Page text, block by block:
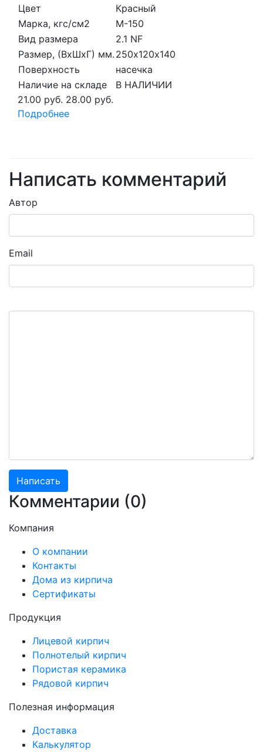
Цвет
Красный
Марка, кгс/см2
M-150
Вид размера
2.1 NF
Размер, (ВхШхГ) мм. 250х120х140
Поверхность
насечка
Наличие на складе
В НАЛИЧИИ
21.00 руб. 28.00 руб.
Подробнее
Написать комментарий
Автор
Email
Комментарии (0)
Компания
О компании
Контакты
Дома из кирпича
Сертификаты
Продукция
Лицевой кирпич
Полнотелый кирпич
Пористая керамика
Рядовой кирпич
Полезная информация
Доставка
Калькулятор